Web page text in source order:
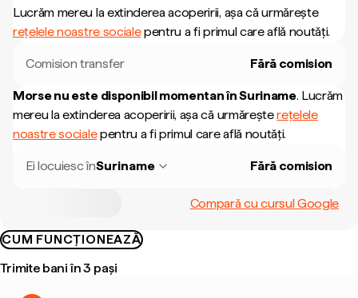
Lucrăm mereu la extinderea acoperirii, așa că urmărește
rețelele noastre socialepentru a fi primul care află noutăți.
Comision transfer Fără comision
Morse nu este disponibil momentan înSuriname. Lucrăm
mereu la extinderea acoperirii, așa că urmăreșterețelele
noastre socialepentru a fi primul care află noutăți.
Ei locuiesc înSuriname Fără comision
Compară cu cursul Google
CUM FUNCȚIONEAZĂ
Trimite bani în 3 pași